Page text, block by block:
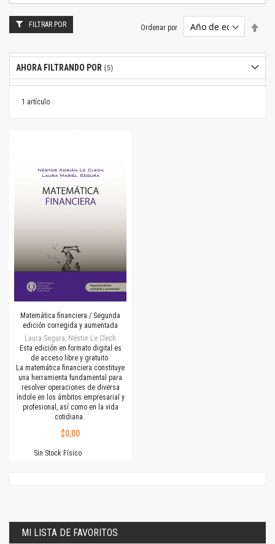
1 artículo
Ordenar por
Matemática financiera / Segunda
edición corregida y aumentada
Laura Segura, Néstor Le Clech
Esta edición en formato digital es
de acceso libre y gratuito.
La matemática financiera constituye
una herramienta fundamental para
resolver operaciones de diversa
índole en los ámbitos empresarial y
profesional, así como en la vida
cotidiana.
$0,00
Sin Stock Físico
FILTRAR POR
AHORA FILTRANDO POR
MI LISTA DE FAVORITOS